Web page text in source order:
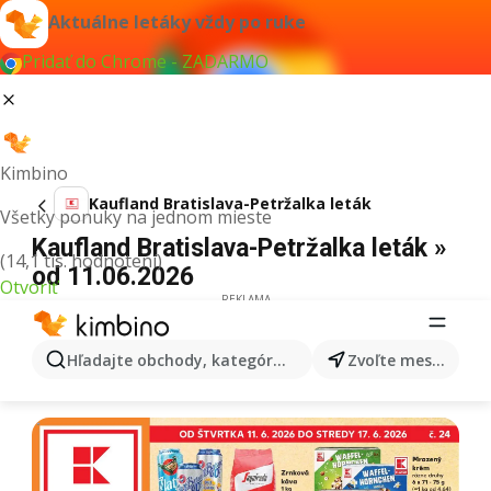
Aktuálne letáky vždy po ruke
Pridať do Chrome - ZADARMO
Kimbino
Všetky ponuky na jednom mieste
(14,1 tis. hodnotení)
Otvoriť
Hľadajte obchody, kategórie, produkty... Zvoľte mesto
Kaufland Bratislava-Petržalka leták
Kaufland Bratislava-Petržalka leták »
od 11.06.2026
REKLAMA